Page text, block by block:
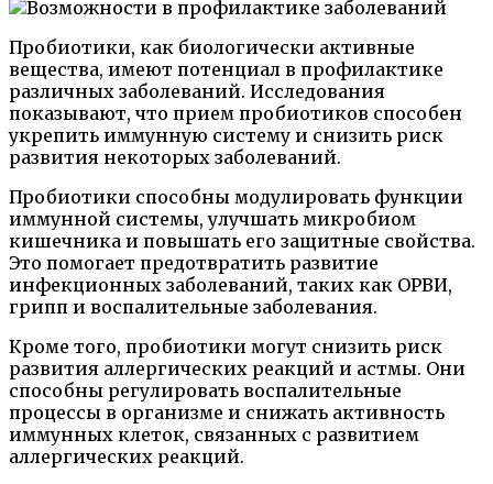
Пробиотики, как биологически активные
вещества, имеют потенциал в профилактике
различных заболеваний. Исследования
показывают, что прием пробиотиков способен
укрепить иммунную систему и снизить риск
развития некоторых заболеваний.
Пробиотики способны модулировать функции
иммунной системы, улучшать микробиом
кишечника и повышать его защитные свойства.
Это помогает предотвратить развитие
инфекционных заболеваний, таких как ОРВИ,
грипп и воспалительные заболевания.
Кроме того, пробиотики могут снизить риск
развития аллергических реакций и астмы. Они
способны регулировать воспалительные
процессы в организме и снижать активность
иммунных клеток, связанных с развитием
аллергических реакций.